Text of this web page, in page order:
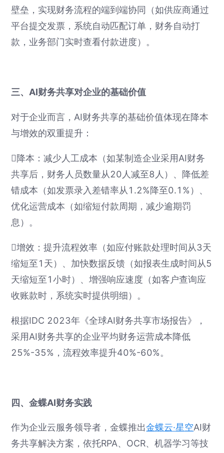
壁垒，实现财务流程的端到端协同（如供应商通过
平台提交发票，系统自动匹配订单，财务自动打
款，业务部门实时查看付款进度）。
三、AI财务共享对企业的基础价值
对于企业而言，AI财务共享的基础价值体现在降本
与增效的双重提升：
降本：减少人工成本（如某制造企业采用AI财务
共享后，财务人员数量从20人减至8人）、降低差
错成本（如发票录入差错率从1.2%降至0.1%）、
优化运营成本（如缩短付款周期，减少逾期罚
息）。
增效：提升流程效率（如应付账款处理时间从3天
缩短至1天）、加快数据反馈（如报表生成时间从5
天缩短至1小时）、增强响应速度（如客户查询应
收账款时，系统实时提供明细）。
根据IDC 2023年《全球AI财务共享市场报告》，
采用AI财务共享的企业平均财务运营成本降低
25%-35%，流程效率提升40%-60%。
四、金蝶AI财务实践
作为企业云服务领导者，金蝶推出金蝶云·星空AI财
务共享解决方案，依托RPA、OCR、机器学习等技